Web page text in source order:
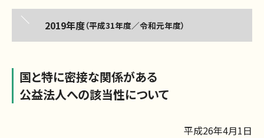
2019年度（平成31年度／令和元年度）
国と特に密接な関係がある
公益法人への該当性について
平成26年4月1日